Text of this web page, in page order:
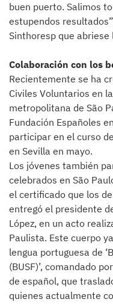
buen puerto. Salimos
estupendos
Sinthoresp que
Colaboración con los
Recientemente se ha
Civiles Voluntarios en
metropolitana de São
Fundación Españoles
participar en el curso
en Sevilla en mayo.
Los jóvenes también
celebrados en São
el certificado que los
entregó el presidente
López, en un acto
Paulista. Este cuerpo
lengua portuguesa de
(BUSF)’, comandado
de español, que
quienes actualmente